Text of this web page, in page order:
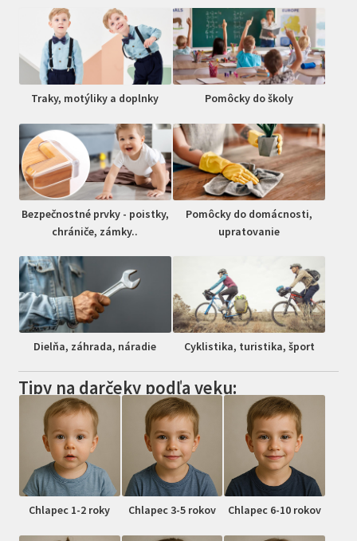
Traky, motýliky a doplnky Pomôcky do školy
Bezpečnostné prvky - poistky,
chrániče, zámky..
Pomôcky do domácnosti,
upratovanie
Dielňa, záhrada, náradie Cyklistika, turistika, šport
Tipy na darčeky podľa veku:
Chlapec 1-2 roky Chlapec 3-5 rokov Chlapec 6-10 rokov